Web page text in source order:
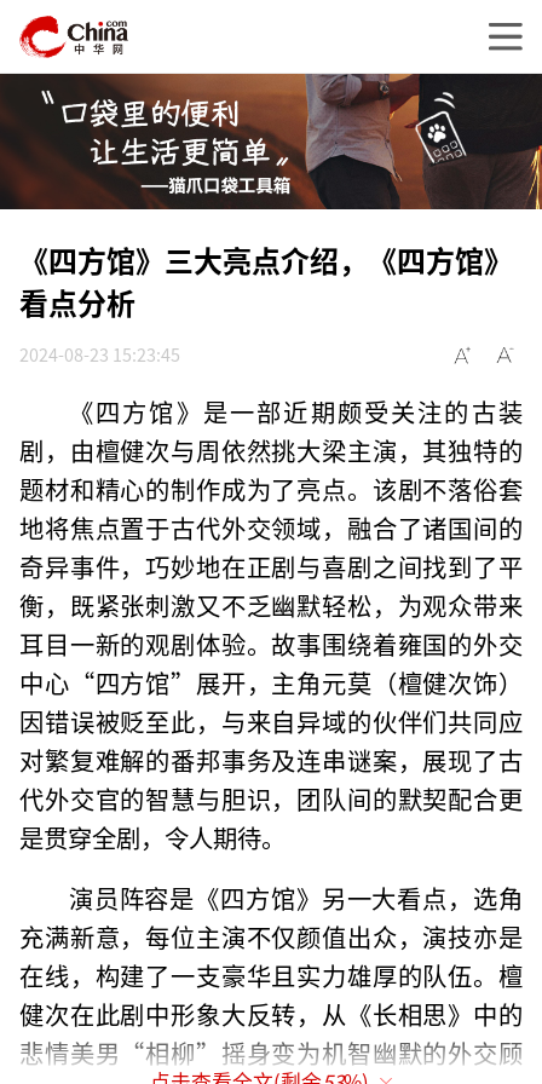
《四方馆》三大亮点介绍，《四方馆》
看点分析
2024-08-23 15:23:45
《四方馆》是一部近期颇受关注的古装
剧，由檀健次与周依然挑大梁主演，其独特的
题材和精心的制作成为了亮点。该剧不落俗套
地将焦点置于古代外交领域，融合了诸国间的
奇异事件，巧妙地在正剧与喜剧之间找到了平
衡，既紧张刺激又不乏幽默轻松，为观众带来
耳目一新的观剧体验。故事围绕着雍国的外交
中心“四方馆”展开，主角元莫（檀健次饰）
因错误被贬至此，与来自异域的伙伴们共同应
对繁复难解的番邦事务及连串谜案，展现了古
代外交官的智慧与胆识，团队间的默契配合更
是贯穿全剧，令人期待。
演员阵容是《四方馆》另一大看点，选角
充满新意，每位主演不仅颜值出众，演技亦是
在线，构建了一支豪华且实力雄厚的队伍。檀
健次在此剧中形象大反转，从《长相思》中的
悲情美男“相柳”摇身变为机智幽默的外交顾